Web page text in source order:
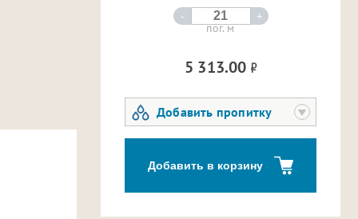
- +
пог. м
5 313.00
Добавить пропитку
Добавить в корзину